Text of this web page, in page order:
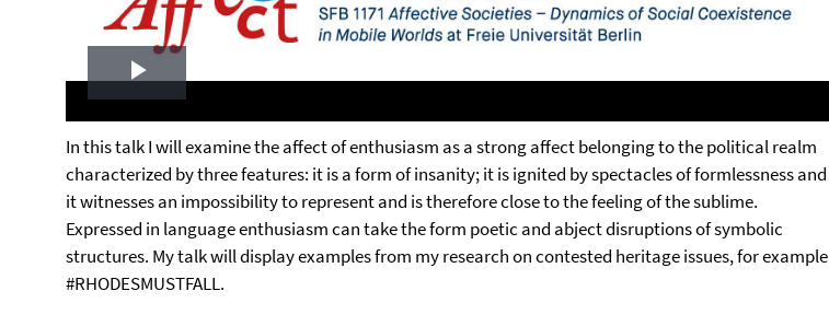
Play
Video
In this talk I will examine the affect of enthusiasm as a strong affect belonging to the political realm
characterized by three features: it is a form of insanity; it is ignited by spectacles of formlessness and
it witnesses an impossibility to represent and is therefore close to the feeling of the sublime.
Expressed in language enthusiasm can take the form poetic and abject disruptions of symbolic
structures. My talk will display examples from my research on contested heritage issues, for example
#RHODESMUSTFALL.